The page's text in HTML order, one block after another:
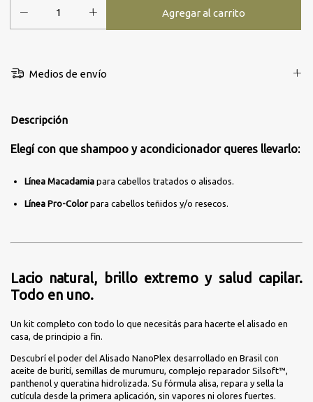
Medios de envío
Descripción
Elegí con que shampoo y acondicionador queres llevarlo:
Línea Macadamia para cabellos tratados o alisados.
Línea Pro-Colorpara cabellos teñidos y/o resecos.
Lacio natural, brillo extremo y salud capilar.
Todo en uno.
Un kit completo con todo lo que necesitás para hacerte el alisado en
casa, de principio a fin.
Descubrí el poder del Alisado NanoPlex desarrollado en Brasil con
aceite de burití, semillas de murumuru, complejo reparador Silsoft™,
panthenol y queratina hidrolizada. Su fórmula alisa, repara y sella la
cutícula desde la primera aplicación, sin vapores ni olores fuertes.